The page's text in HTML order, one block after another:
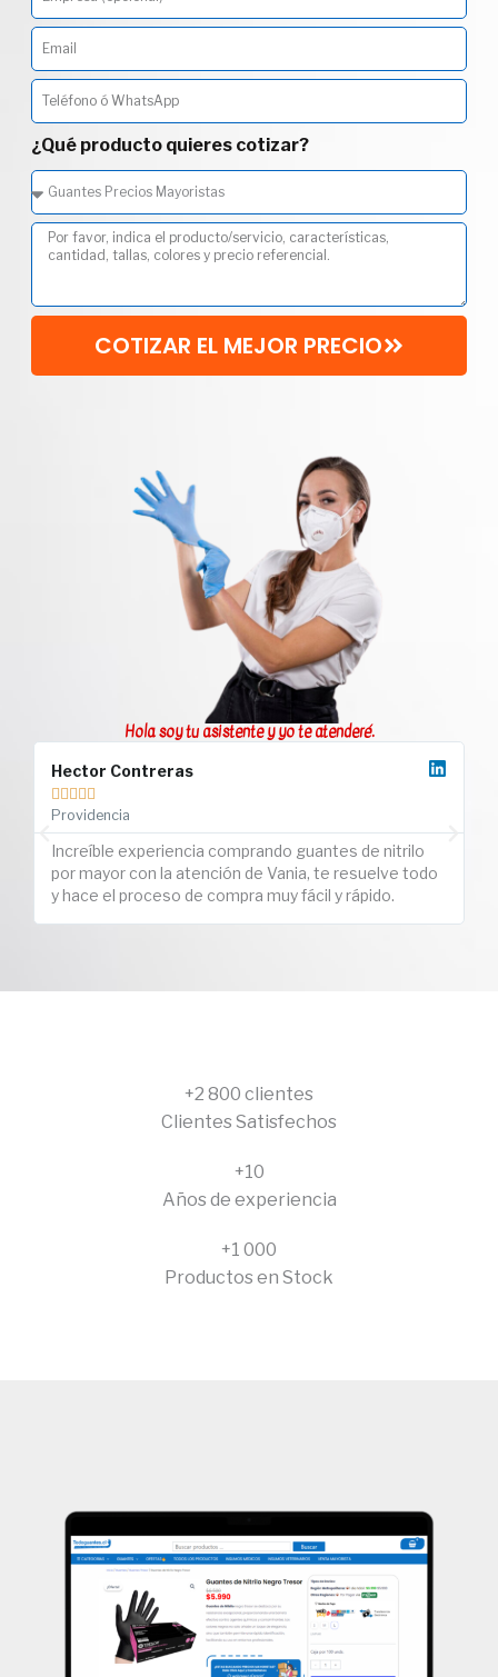
¿Qué producto quieres cotizar?
COTIZAR EL MEJOR PRECIO
Hola soy tu asistente y yo te atenderé.
Hector Contreras
    
Providencia
Increíble experiencia comprando guantes de nitrilo
por mayor con la atención de Vania, te resuelve todo
y hace el proceso de compra muy fácil y rápido.
+2 800 clientes
Clientes Satisfechos
+10
Años de experiencia
+1 000
Productos en Stock